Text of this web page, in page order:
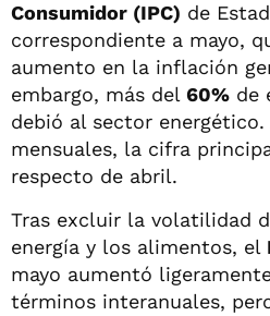
Consumidor (IPC) de
correspondiente a mayo,
aumento en la inflación
embargo, más del 60% de
debió al sector
mensuales, la cifra
respecto de abril.
Tras excluir la volatilidad
energía y los alimentos, el
mayo aumentó
términos interanuales,